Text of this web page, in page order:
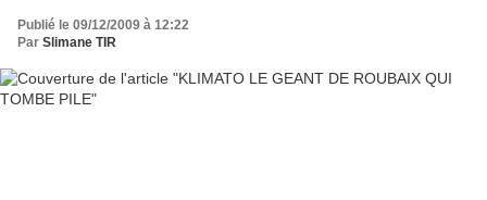
Publié le 09/12/2009 à 12:22
Par Slimane TIR